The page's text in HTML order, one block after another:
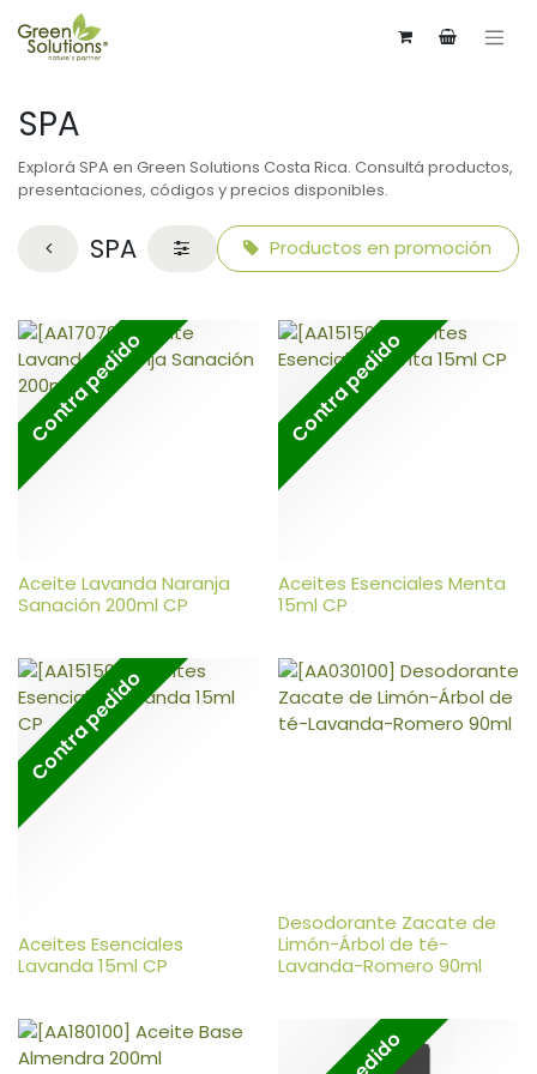
SPA
Explorá SPA en Green Solutions Costa Rica. Consultá productos,
presentaciones, códigos y precios disponibles.
SPA Productos en promoción
Contra pedido
Aceite Lavanda Naranja
Sanación 200ml CP
Contra pedido
Aceites Esenciales Menta
15ml CP
Contra pedido
Aceites Esenciales
Lavanda 15ml CP
Desodorante Zacate de
Limón-Árbol de té-
Lavanda-Romero 90ml